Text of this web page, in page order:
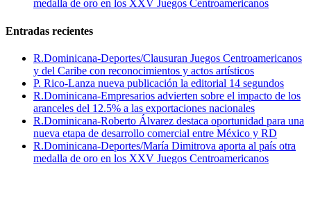
medalla de oro en los XXV Juegos Centroamericanos
Entradas recientes
R.Dominicana-Deportes/Clausuran Juegos Centroamericanos
y del Caribe con reconocimientos y actos artísticos
P. Rico-Lanza nueva publicación la editorial 14 segundos
R.Dominicana-Empresarios advierten sobre el impacto de los
aranceles del 12.5% a las exportaciones nacionales
R.Dominicana-Roberto Álvarez destaca oportunidad para una
nueva etapa de desarrollo comercial entre México y RD
R.Dominicana-Deportes/María Dimitrova aporta al país otra
medalla de oro en los XXV Juegos Centroamericanos